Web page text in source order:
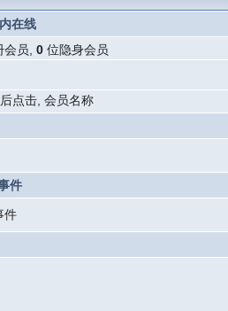
在线
员, 0位隐身会员
点击, 会员名称
件
件